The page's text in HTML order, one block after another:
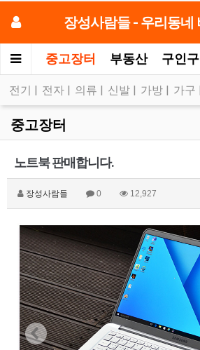
장성사람들 - 우리동네
중고장터 부동산 구인
전기 | 전자 | 의류 | 신발 | 가방 | 가구 |
중고장터
노트북 판매합니다.
장성사람들 0 12,927